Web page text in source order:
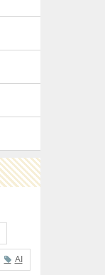
AI